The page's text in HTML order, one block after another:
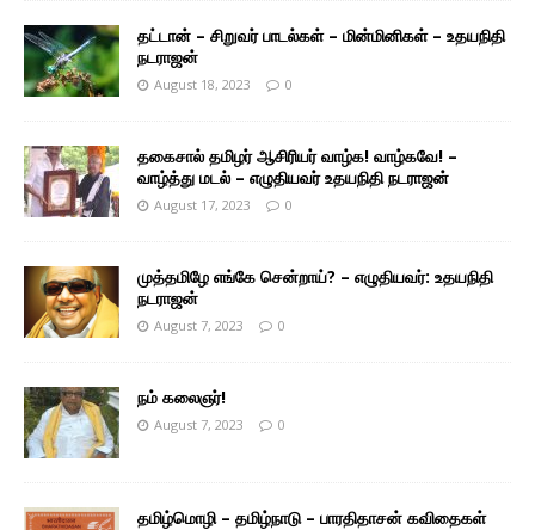
தட்டான் – சிறுவர் பாடல்கள் – மின்மினிகள் – உதயநிதி
நடராஜன்
August 18, 2023 0
தகைசால் தமிழர் ஆசிரியர் வாழ்க! வாழ்கவே! –
வாழ்த்து மடல் – எழுதியவர் உதயநிதி நடராஜன்
August 17, 2023 0
முத்தமிழே எங்கே சென்றாய்? – எழுதியவர்: உதயநிதி
நடராஜன்
August 7, 2023 0
நம் கலைஞர்!
August 7, 2023 0
தமிழ்மொழி – தமிழ்நாடு – பாரதிதாசன் கவிதைகள்